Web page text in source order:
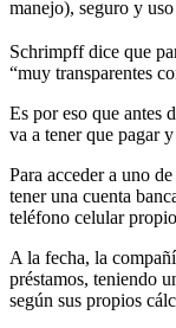
manejo), seguro y
Schrimpff dice que
“muy transparentes
Es por eso que antes
va a tener que pagar
Para acceder a uno
tener una cuenta
teléfono celular
A la fecha, la
préstamos, teniendo
según sus propios